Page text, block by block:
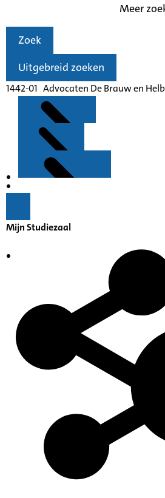
Meer
Zoek
Uitgebreid zoeken
1442-01 Advocaten De Brauw en
Mijn Studiezaal